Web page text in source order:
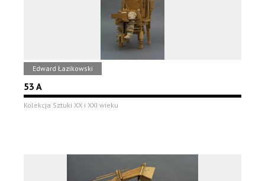
Edward Łazikowski
53 A
Kolekcja Sztuki XX i XXI wieku